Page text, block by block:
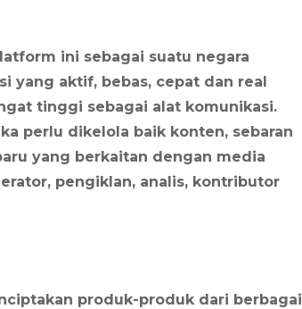
ini sebagai suatu negara
yang aktif, bebas, cepat dan real
tinggi sebagai alat komunikasi.
perlu dikelola baik konten, sebaran
yang berkaitan dengan media
pengiklan, analis, kontributor
produk-produk dari berbagai